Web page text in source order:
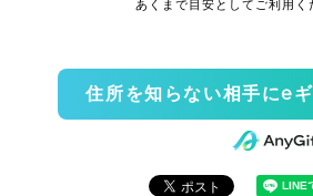
住所を知らない相手にe